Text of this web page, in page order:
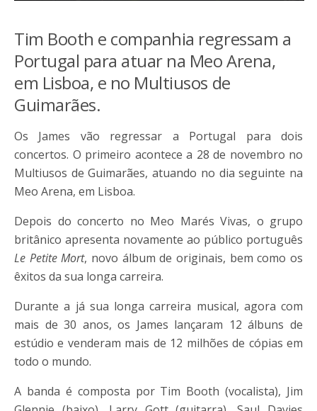
Tim Booth e companhia regressam a
Portugal para atuar na Meo Arena,
em Lisboa, e no Multiusos de
Guimarães.
Os James vão regressar a Portugal para dois
concertos. O primeiro acontece a 28 de novembro no
Multiusos de Guimarães, atuando no dia seguinte na
Meo Arena, em Lisboa.
Depois do concerto no Meo Marés Vivas, o grupo
britânico apresenta novamente ao público português
Le Petite Mort, novo álbum de originais, bem como os
êxitos da sua longa carreira.
Durante a já sua longa carreira musical, agora com
mais de 30 anos, os James lançaram 12 álbuns de
estúdio e venderam mais de 12 milhões de cópias em
todo o mundo.
A banda é composta por Tim Booth (vocalista), Jim